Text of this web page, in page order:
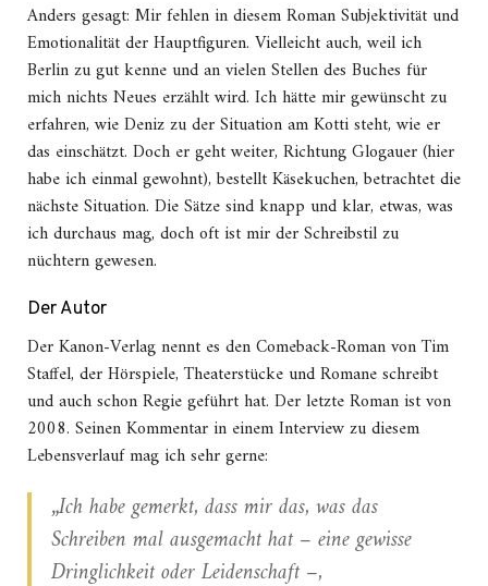
Anders gesagt: Mir fehlen in diesem Roman Subjektivität und
Emotionalität der Hauptfiguren. Vielleicht auch, weil ich
Berlin zu gut kenne und an vielen Stellen des Buches für
mich nichts Neues erzählt wird. Ich hätte mir gewünscht zu
erfahren, wie Deniz zu der Situation am Kotti steht, wie er
das einschätzt. Doch er geht weiter, Richtung Glogauer (hier
habe ich einmal gewohnt), bestellt Käsekuchen, betrachtet die
nächste Situation. Die Sätze sind knapp und klar, etwas, was
ich durchaus mag, doch oft ist mir der Schreibstil zu
nüchtern gewesen.
Der Autor
Der Kanon-Verlag nennt es den Comeback-Roman von Tim
Staffel, der Hörspiele, Theaterstücke und Romane schreibt
und auch schon Regie geführt hat. Der letzte Roman ist von
2008. Seinen Kommentar in einem Interview zu diesem
Lebensverlauf mag ich sehr gerne:
„Ich habe gemerkt, dass mir das, was das
Schreiben mal ausgemacht hat – eine gewisse
Dringlichkeit oder Leidenschaft –,